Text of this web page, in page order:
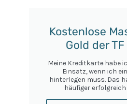
Kostenlose
Gold der
Meine Kreditkarte habe
Einsatz, wenn ich
hinterlegen muss. Das
häufiger